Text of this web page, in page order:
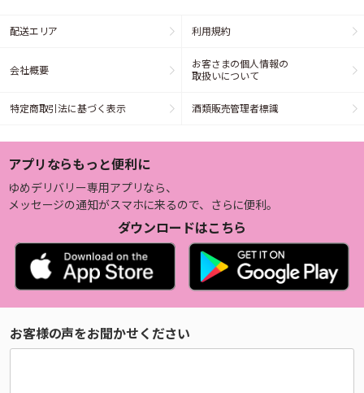
配送エリア 利用規約
会社概要
お客さまの個人情報の
取扱いについて
特定商取引法に基づく表示 酒類販売管理者標識
アプリならもっと便利に
ゆめデリバリー専用アプリなら、
メッセージの通知がスマホに来るので、さらに便利。
ダウンロードはこちら
お客様の声をお聞かせください